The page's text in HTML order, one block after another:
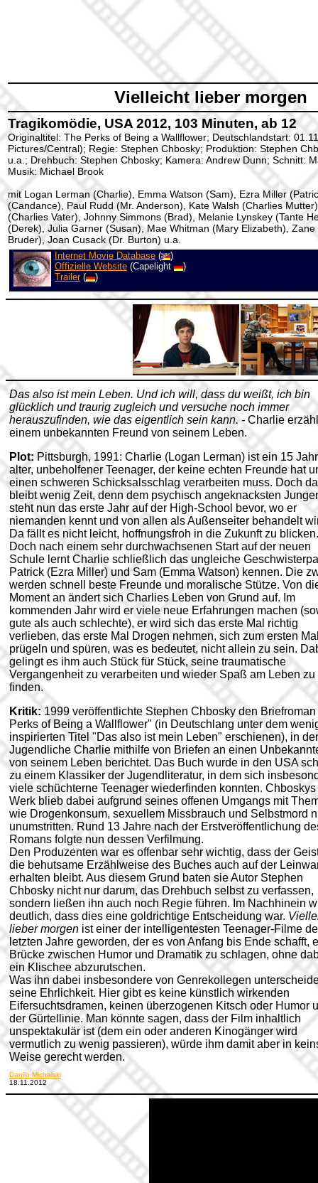
Vielleicht lieber morgen
Tragikomödie, USA 2012, 103 Minuten, ab 12
Originaltitel: The Perks of Being a Wallflower; Deutschlandstart:
Pictures/Central); Regie: Stephen Chbosky; Produktion: Stephen
u.a.; Drehbuch: Stephen Chbosky; Kamera: Andrew Dunn; Schnitt:
Musik: Michael Brook
mit Logan Lerman (Charlie), Emma Watson (Sam), Ezra Miller
(Candance), Paul Rudd (Mr. Anderson), Kate Walsh (Charlies
(Charlies Vater), Johnny Simmons (Brad), Melanie Lynskey (Tante
(Derek), Julia Garner (Susan), Mae Whitman (Mary Elizabeth), Zane
Bruder), Joan Cusack (Dr. Burton) u.a.
Internet Movie Database (
)
Offizielle Website (Capelight
)
Trailer( )
Das also ist mein Leben. Und ich will, dass du weißt, ich bin
glücklich und traurig zugleich und versuche noch immer
herauszufinden, wie das eigentlich sein kann. - Charlie
einem unbekannten Freund von seinem Leben.
Plot: Pittsburgh, 1991: Charlie (Logan Lerman) ist ein 15
alter, unbeholfener Teenager, der keine echten Freunde hat
einen schweren Schicksalsschlag verarbeiten muss. Doch
bleibt wenig Zeit, denn dem psychisch angeknacksten
steht nun das erste Jahr auf der High-School bevor, wo er
niemanden kennt und von allen als Außenseiter behandelt
Da fällt es nicht leicht, hoffnungsfroh in die Zukunft zu blicken.
Doch nach einem sehr durchwachsenen Start auf der neuen
Schule lernt Charlie schließlich das ungleiche
Patrick (Ezra Miller) und Sam (Emma Watson) kennen. Die
werden schnell beste Freunde und moralische Stütze. Von
Moment an ändert sich Charlies Leben von Grund auf. Im
kommenden Jahr wird er viele neue Erfahrungen machen
gute als auch schlechte), er wird sich das erste Mal richtig
verlieben, das erste Mal Drogen nehmen, sich zum ersten
prügeln und spüren, was es bedeutet, nicht allein zu sein.
gelingt es ihm auch Stück für Stück, seine traumatische
Vergangenheit zu verarbeiten und wieder Spaß am Leben zu
finden.
Kritik: 1999 veröffentlichte Stephen Chbosky den
Perks of Being a Wallflower" (in Deutschlang unter dem
inspirierten Titel "Das also ist mein Leben" erschienen), in
Jugendliche Charlie mithilfe von Briefen an einen
von seinem Leben berichtet. Das Buch wurde in den USA
zu einem Klassiker der Jugendliteratur, in dem sich
viele schüchterne Teenager wiederfinden konnten. Chboskys
Werk blieb dabei aufgrund seines offenen Umgangs mit
wie Drogenkonsum, sexuellem Missbrauch und Selbstmord
unumstritten. Rund 13 Jahre nach der Erstveröffentlichung
Romans folgte nun dessen Verfilmung.
Den Produzenten war es offenbar sehr wichtig, dass der
die behutsame Erzählweise des Buches auch auf der
erhalten bleibt. Aus diesem Grund baten sie Autor Stephen
Chbosky nicht nur darum, das Drehbuch selbst zu verfassen,
sondern ließen ihn auch noch Regie führen. Im Nachhinein
deutlich, dass dies eine goldrichtige Entscheidung war.
lieber morgen ist einer der intelligentesten Teenager-Filme
letzten Jahre geworden, der es von Anfang bis Ende schafft,
Brücke zwischen Humor und Dramatik zu schlagen, ohne
ein Klischee abzurutschen.
Was ihn dabei insbesondere von Genrekollegen
seine Ehrlichkeit. Hier gibt es keine künstlich wirkenden
Eifersuchtsdramen, keinen überzogenen Kitsch oder Humor
der Gürtellinie. Man könnte sagen, dass der Film inhaltlich
unspektakulär ist (dem ein oder anderen Kinogänger wird
vermutlich zu wenig passieren), würde ihm damit aber in
Weise gerecht werden.
Danilo Michalski
18.11.2012